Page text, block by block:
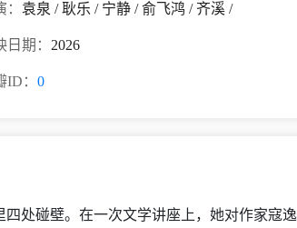
袁泉 / 耿乐 / 宁静 / 俞飞鸿 / 齐溪 /
日期： 2026
ID： 0
处碰壁。在一次文学讲座上，她对作家寇